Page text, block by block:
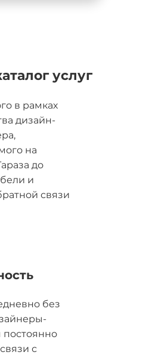
услуг
в рамках
дизайн-
на
до
и
связи
без
постоянно
с